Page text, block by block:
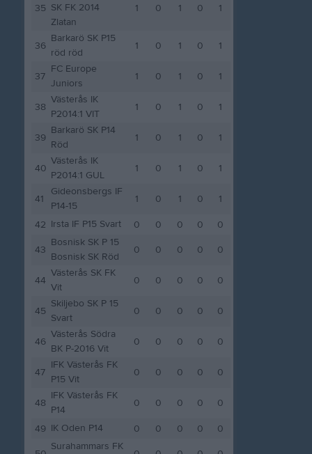
35 SK FK 2014
Zlatan
1 0 1 0 1
36
Barkarö SK P15
röd röd
1 0 1 0 1
37
FC Europe
Juniors
1 0 1 0 1
38
Västerås IK
P2014:1 VIT
1 0 1 0 1
39
Barkarö SK P14
Röd
1 0 1 0 1
40
Västerås IK
P2014:1 GUL
1 0 1 0 1
41
Gideonsbergs IF
P14-15
1 0 1 0 1
42 Irsta IF P15 Svart 0 0 0 0
0
43
Bosnisk SK P 15
Bosnisk SK Röd
0 0 0 0 0
44
Västerås SK FK
Vit
0 0 0 0 0
45
Skiljebo SK P 15
Svart
0 0 0 0 0
46
Västerås Södra
BK P-2016 Vit
0 0 0 0 0
47
IFK Västerås FK
P15 Vit
0 0 0 0 0
48
IFK Västerås FK
P14
0 0 0 0 0
49 IK Oden P14 0 0 0 0
0
Surahammars FK